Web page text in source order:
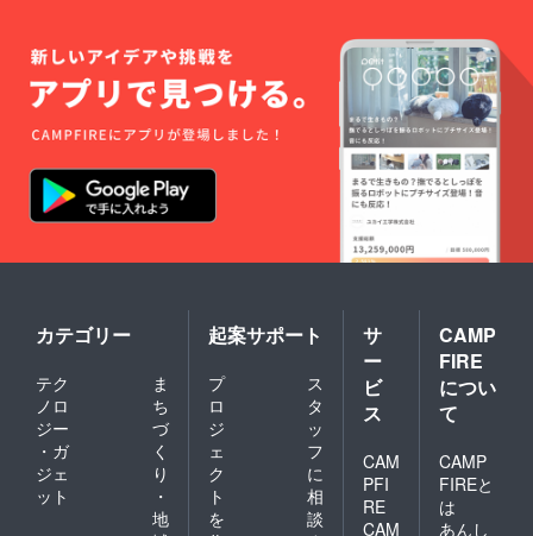
・
MEGAS
TOPPE
R DOMI
デザイ
ン・サ
ポー
タータ
ンブ
ラー ・
＠ntチ
円分 ・
お礼の
手紙 ・
当店
ページ
ター
ネーム
の記載
カテゴリー
テク
ノロ
ジー
・ガ
ジェ
ット
ま
ち
づ
く
り
・
地
起案サポート
プ
ロ
ジ
ェ
ク
ト
を
ス
タ
ッ
フ
に
相
談
サ
ー
ビ
ス
CAM
PFI
RE
CAM
CAMP
FIRE
につい
て
CAMP
FIREと
は
あんし